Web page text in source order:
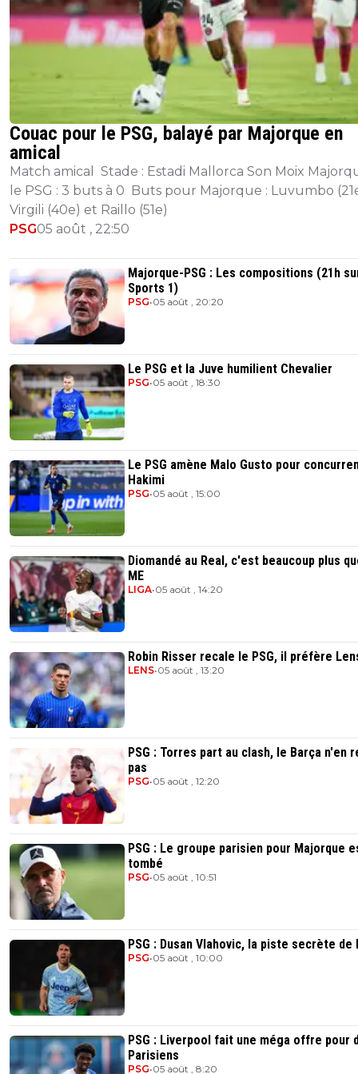
Couac pour le PSG, balayé par Majorque en
amical
Match amical Stade : Estadi Mallorca Son Moix
le PSG : 3 buts à 0 Buts pour Majorque : Luvumbo
Virgili (40e) et Raillo (51e)
PSG05 août , 22:50
Majorque-PSG : Les compositions (21h
Sports 1)
PSG•05 août , 20:20
Le PSG et la Juve humilient Chevalier
PSG•05 août , 18:30
Le PSG amène Malo Gusto pour
Hakimi
PSG•05 août , 15:00
Diomandé au Real, c'est beaucoup plus
ME
LIGA•05 août , 14:20
Robin Risser recale le PSG, il préfère
LENS•05 août , 13:20
PSG : Torres part au clash, le Barça n'en
pas
PSG•05 août , 12:20
PSG : Le groupe parisien pour Majorque
tombé
PSG•05 août , 10:51
PSG : Dusan Vlahovic, la piste secrète de
PSG•05 août , 10:00
PSG : Liverpool fait une méga offre pour
Parisiens
PSG•05 août , 8:20